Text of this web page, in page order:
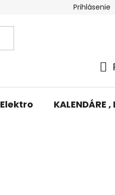
Prihlásenie
Elektro KALENDÁRE ,